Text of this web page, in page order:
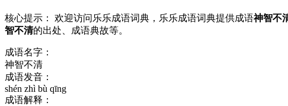
核心提示： 欢迎访问乐乐成语词典，乐乐成语词典提供成语神智不
智不清的出处、成语典故等。
成语名字：
神智不清
成语发音：
shén zhì bù qīng
成语解释：